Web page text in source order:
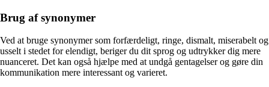
Brug af synonymer
Ved at bruge synonymer som forfærdeligt, ringe, dismalt, miserabelt og
usselt i stedet for elendigt, beriger du dit sprog og udtrykker dig mere
nuanceret. Det kan også hjælpe med at undgå gentagelser og gøre din
kommunikation mere interessant og varieret.